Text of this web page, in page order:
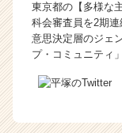
東京都の【多様な
科会審査員を2期連
意思決定層のジェ
プ・コミュニティ